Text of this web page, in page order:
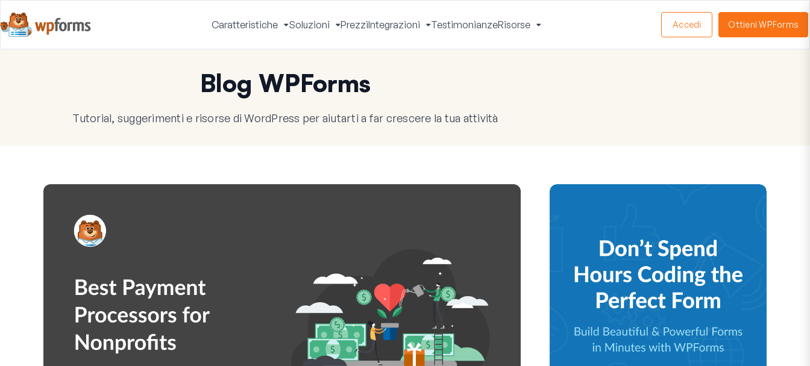
Caratteristiche
Apri
Menu
Soluzioni
Apri
Menu
PrezziIntegrazioni
Apri
Menu
TestimonianzeRisorse
Menu
Accedi Ottieni WPForms
Blog WPForms
Tutorial, suggerimenti e risorse di WordPress per aiutarti a far crescere la tua attività